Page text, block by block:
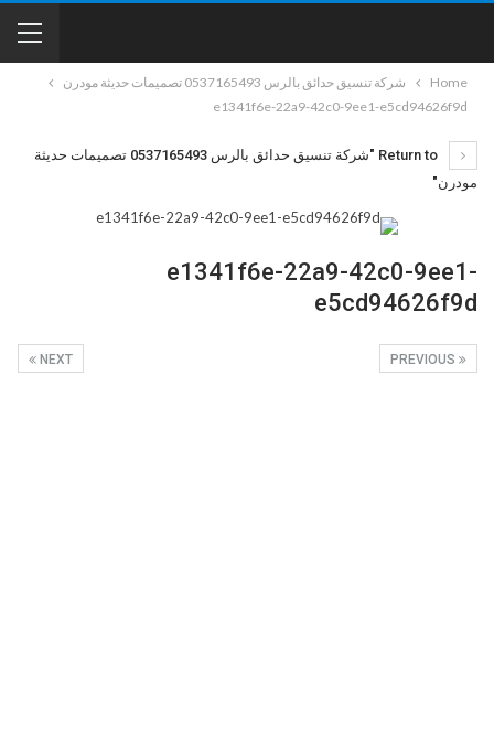
Home
شركة تنسيق حدائق بالرس 0537165493 تصميمات حديثة مودرن
e1341f6e-22a9-42c0-9ee1-e5cd94626f9d
Return to "شركة تنسيق حدائق بالرس 0537165493 تصميمات حديثة
مودرن"
e1341f6e-22a9-42c0-9ee1-
e5cd94626f9d
NEXT